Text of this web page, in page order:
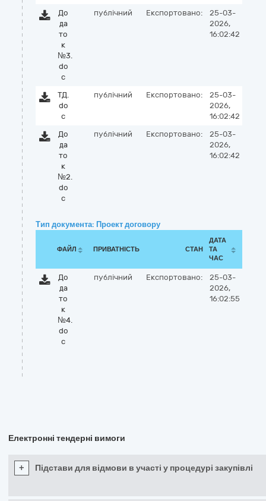
До
да
то
к
№3.
do
c
публічний Експортовано:
25-03-
2026,
16:02:42
ТД.
do
c
публічний Експортовано:
25-03-
2026,
16:02:42
До
да
то
к
№2.
do
c
публічний Експортовано:
25-03-
2026,
16:02:42
Тип документа: Проект договору
ФАЙЛ ПРИВАТНІСТЬ СТАН
ДАТА
ТА
ЧАС
До
да
то
к
№4.
do
c
публічний Експортовано:
25-03-
2026,
16:02:55
Електронні тендерні вимоги
+ Підстави для відмови в участі у процедурі закупівлі